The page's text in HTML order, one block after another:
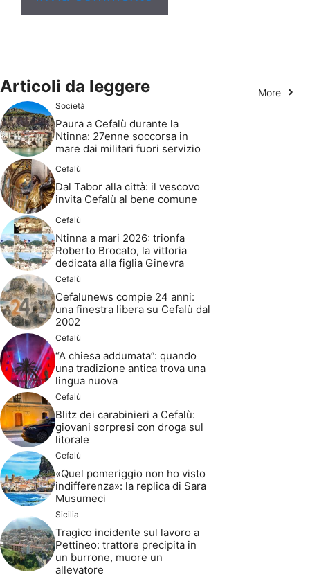
Articoli da leggere More
Società
Paura a Cefalù durante la
Ntinna: 27enne soccorsa in
mare dai militari fuori servizio
Cefalù
Dal Tabor alla città: il vescovo
invita Cefalù al bene comune
Cefalù
Ntinna a mari 2026: trionfa
Roberto Brocato, la vittoria
dedicata alla figlia Ginevra
Cefalù
Cefalunews compie 24 anni:
una finestra libera su Cefalù dal
2002
Cefalù
“A chiesa addumata”: quando
una tradizione antica trova una
lingua nuova
Cefalù
Blitz dei carabinieri a Cefalù:
giovani sorpresi con droga sul
litorale
Cefalù
«Quel pomeriggio non ho visto
indifferenza»: la replica di Sara
Musumeci
Sicilia
Tragico incidente sul lavoro a
Pettineo: trattore precipita in
un burrone, muore un
allevatore